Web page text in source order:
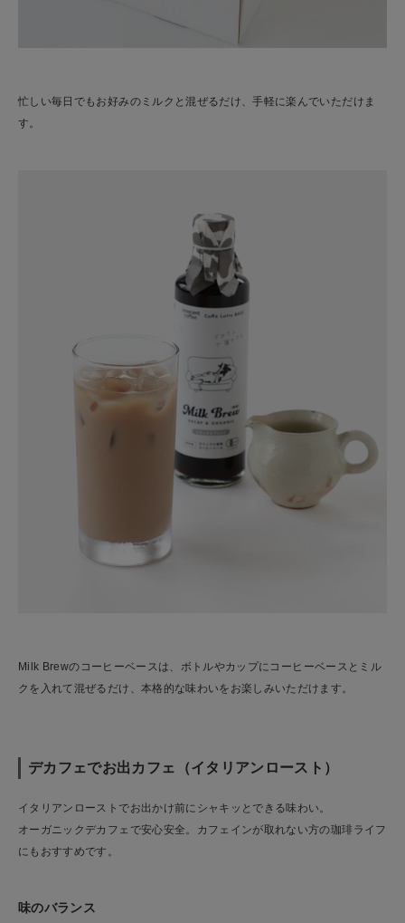
忙しい毎日でもお好みのミルクと混ぜるだけ、手軽に楽んでいただけま
す。
Milk Brewのコーヒーベースは、ボトルやカップにコーヒーベースとミル
クを入れて混ぜるだけ、本格的な味わいをお楽しみいただけます。
デカフェでお出カフェ（イタリアンロースト）
イタリアンローストでお出かけ前にシャキッとできる味わい。
オーガニックデカフェで安心安全。カフェインが取れない方の珈琲ライフ
にもおすすめです。
味のバランス